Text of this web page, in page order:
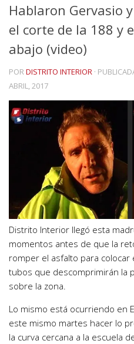
Hablaron Gervasio
el corte de la 188 y
abajo (video)
PORDISTRITO INTERIOR ·
ABRIL, 2017
Distrito Interior llegó esta
momentos antes de que la
romper el asfalto para
tubos que descomprimirán la
sobre la zona.
Lo mismo está ocurriendo en
este mismo martes hacer lo
la curva cercana a la escuela